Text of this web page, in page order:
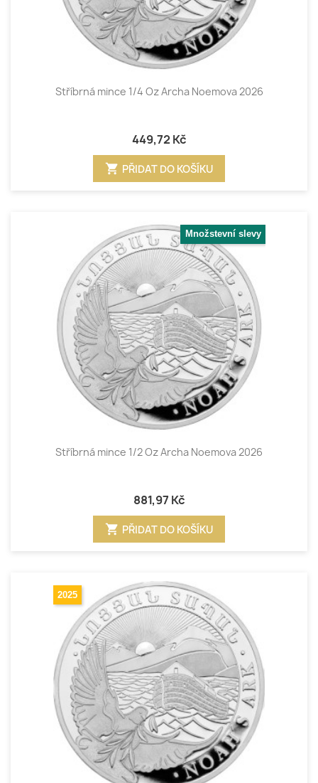
Stříbrná mince 1/4 Oz Archa Noemova 2026
449,72 Kč
shopping_cart PŘIDAT DO KOŠÍKU
Množstevní slevy
Stříbrná mince 1/2 Oz Archa Noemova 2026
881,97 Kč
shopping_cart PŘIDAT DO KOŠÍKU
2025